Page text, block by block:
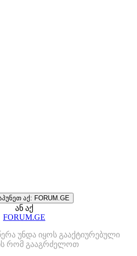
აქ: FORUM.GE
ან აქ
FORUM.GE
უნდა იყოს გააქტიურებული
რომ გააგრძელოთ